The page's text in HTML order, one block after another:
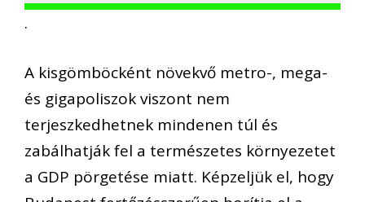
.
A kisgömböcként növekvő metro-, mega-
és gigapoliszok viszont nem
terjeszkedhetnek mindenen túl és
zabálhatják fel a természetes környezetet
a GDP pörgetése miatt. Képzeljük el, hogy